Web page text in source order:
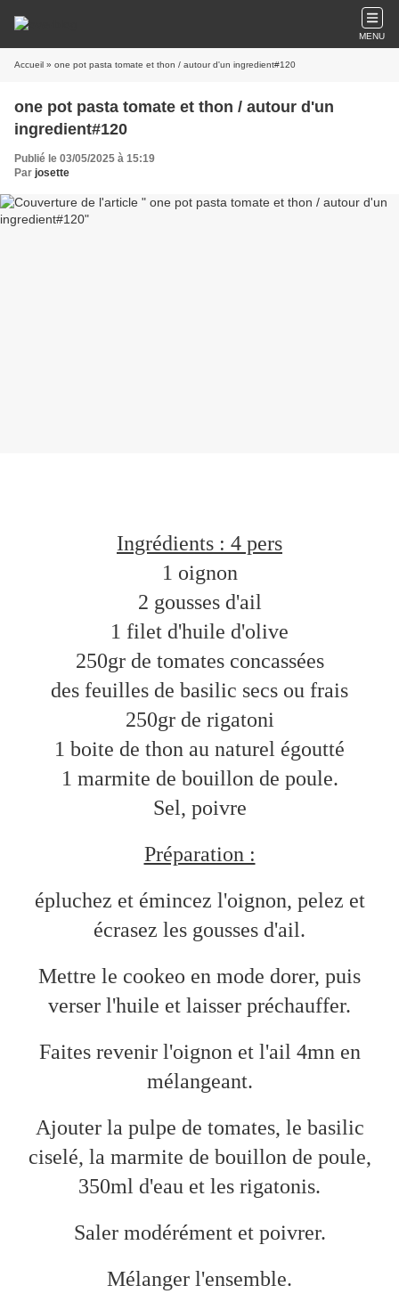
MENU
Accueil » one pot pasta tomate et thon / autour d'un ingredient#120
one pot pasta tomate et thon / autour d'un
ingredient#120
Publié le 03/05/2025 à 15:19
Par josette
Ingrédients : 4 pers
1 oignon
2 gousses d'ail
1 filet d'huile d'olive
250gr de tomates concassées
des feuilles de basilic secs ou frais
250gr de rigatoni
1 boite de thon au naturel égoutté
1 marmite de bouillon de poule.
Sel, poivre
Préparation :
épluchez et émincez l'oignon, pelez et
écrasez les gousses d'ail.
Mettre le cookeo en mode dorer, puis
verser l'huile et laisser préchauffer.
Faites revenir l'oignon et l'ail 4mn en
mélangeant.
Ajouter la pulpe de tomates, le basilic
ciselé, la marmite de bouillon de poule,
350ml d'eau et les rigatonis.
Saler modérément et poivrer.
Mélanger l'ensemble.